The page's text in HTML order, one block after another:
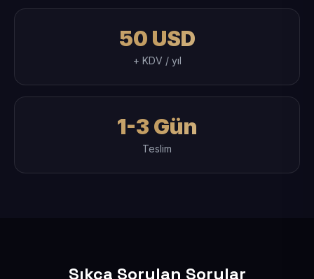
50 USD
+ KDV / yıl
1-3 Gün
Teslim
Sıkça Sorulan Sorular